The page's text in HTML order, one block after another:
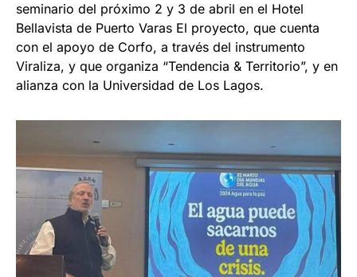
seminario del próximo 2 y 3 de abril en el Hotel
Bellavista de Puerto Varas El proyecto, que cuenta
con el apoyo de Corfo, a través del instrumento
Viraliza, y que organiza “Tendencia & Territorio”, y en
alianza con la Universidad de Los Lagos.